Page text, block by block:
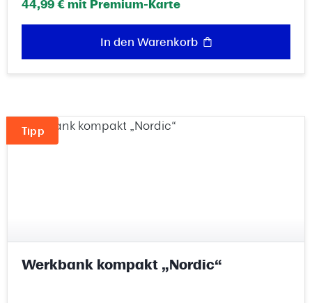
44,99 € mit Premium-Karte
In den Warenkorb
Tipp
Werkbank kompakt „Nordic“